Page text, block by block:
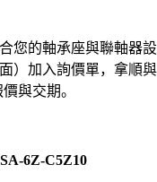
合您的軸承座與聯軸器設
）加入詢價單，拿順與
與交期。
6Z-C5Z10